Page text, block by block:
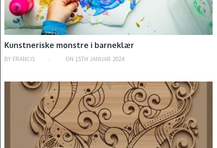
Kunstneriske mønstre i barneklær
BY FRANCIS ON 15TH JANUAR 2024
INTRODUKSJON